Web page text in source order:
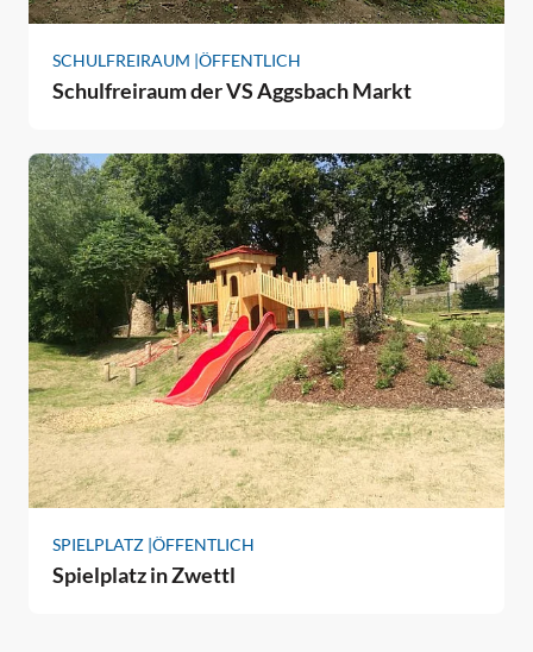
SCHULFREIRAUM |ÖFFENTLICH
Schulfreiraum der VS Aggsbach Markt
SPIELPLATZ |ÖFFENTLICH
Spielplatz in Zwettl